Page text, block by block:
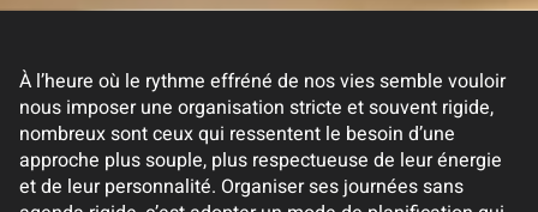
À l’heure où le rythme effréné de nos vies semble vouloir
nous imposer une organisation stricte et souvent rigide,
nombreux sont ceux qui ressentent le besoin d’une
approche plus souple, plus respectueuse de leur énergie
et de leur personnalité. Organiser ses journées sans